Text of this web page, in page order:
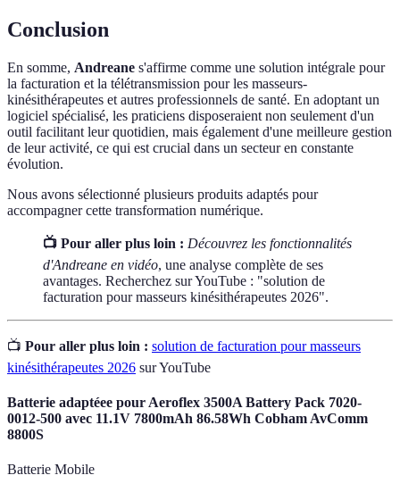
Conclusion
En somme, Andreane s'affirme comme une solution intégrale pour
la facturation et la télétransmission pour les masseurs-
kinésithérapeutes et autres professionnels de santé. En adoptant un
logiciel spécialisé, les praticiens disposeraient non seulement d'un
outil facilitant leur quotidien, mais également d'une meilleure gestion
de leur activité, ce qui est crucial dans un secteur en constante
évolution.
Nous avons sélectionné plusieurs produits adaptés pour
accompagner cette transformation numérique.
📺 Pour aller plus loin : Découvrez les fonctionnalités
d'Andreane en vidéo, une analyse complète de ses
avantages. Recherchez sur YouTube : "solution de
facturation pour masseurs kinésithérapeutes 2026".
📺 Pour aller plus loin : solution de facturation pour masseurs
kinésithérapeutes 2026 sur YouTube
Batterie adaptéee pour Aeroflex 3500A Battery Pack 7020-
0012-500 avec 11.1V 7800mAh 86.58Wh Cobham AvComm
8800S
Batterie Mobile